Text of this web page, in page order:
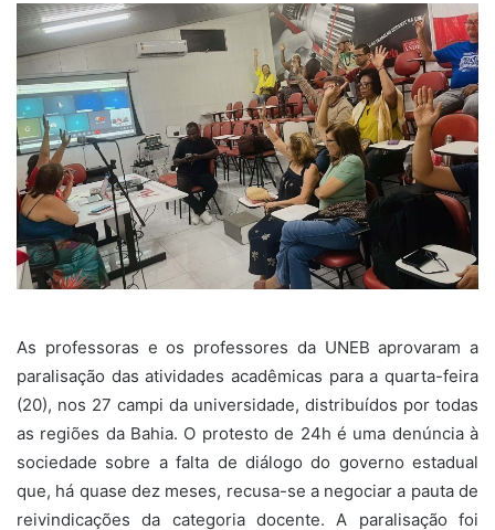
As professoras e os professores da UNEB aprovaram a
paralisação das atividades acadêmicas para a quarta-feira
(20), nos 27 campi da universidade, distribuídos por todas
as regiões da Bahia. O protesto de 24h é uma denúncia à
sociedade sobre a falta de diálogo do governo estadual
que, há quase dez meses, recusa-se a negociar a pauta de
reivindicações da categoria docente. A paralisação foi